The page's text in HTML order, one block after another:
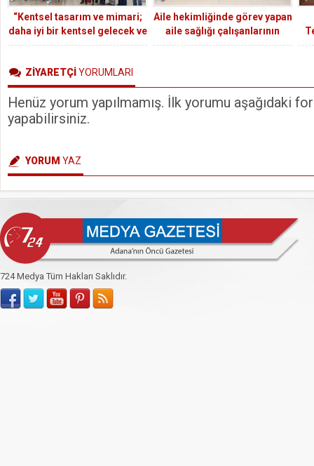
“Kentsel tasarım ve mimari;
daha iyi bir kentsel gelecek ve
daha iyi bir yaşam kalitesinin
Aile hekimliğinde görev yapan
aile sağlığı çalışanlarının
taban ve teşvik ödemeleri 4
ZİYARETÇİYORUMLARI
Henüz yorum yapılmamış. İlk yorumu aşağıdaki
yapabilirsiniz.
YORUM YAZ
724 Medya Tüm Hakları Saklıdır.